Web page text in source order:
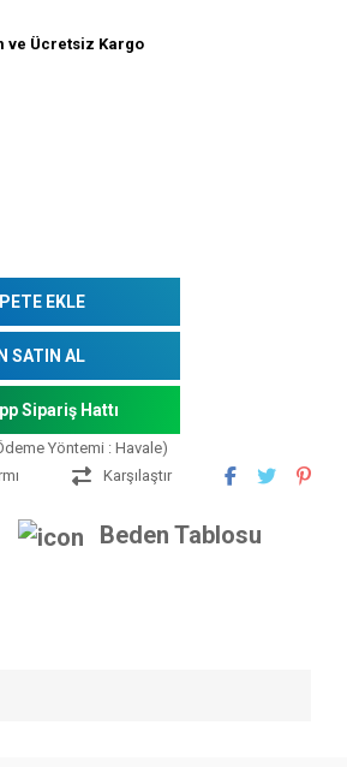
ve Ücretsiz Kargo
EKLE
SATIN AL
Sipariş Hattı
Yöntemi : Havale)
Karşılaştır
Beden Tablosu